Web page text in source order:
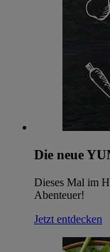
Die neue
Dieses Mal im
Abenteuer!
Jetzt entdecken